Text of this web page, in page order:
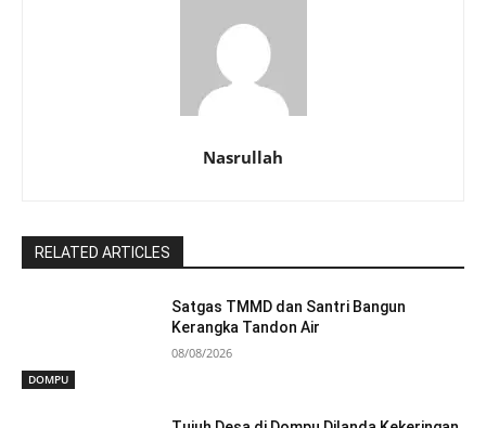
Nasrullah
RELATED ARTICLES
DOMPU
Satgas TMMD dan Santri Bangun
Kerangka Tandon Air
08/08/2026